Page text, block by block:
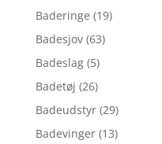
Baderinge (19)
Badesjov (63)
Badeslag (5)
Badetøj (26)
Badeudstyr (29)
Badevinger (13)